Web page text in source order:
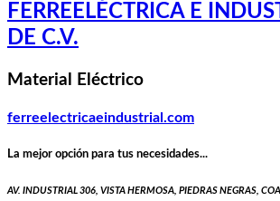
FERREELÉCTRICA E
DE C.V.
Material Eléctrico
ferreelectricaeindustrial.com
La mejor opción para tus necesidades...
AV. INDUSTRIAL 306, VISTA HERMOSA, PIEDRAS NEGRAS,